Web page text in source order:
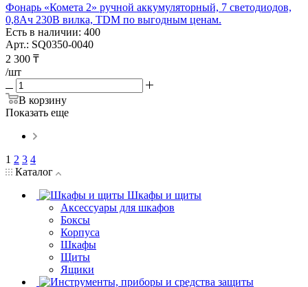
Фонарь «Комета 2» ручной аккумуляторный, 7 светодиодов,
0,8Ач 230В вилка, TDM по выгодным ценам.
Есть в наличии: 400
Арт.: SQ0350-0040
2 300 ₸
/шт
В корзину
Показать еще
1 2 3 4
Каталог
Шкафы и щиты
Аксессуары для шкафов
Боксы
Корпуса
Шкафы
Щиты
Ящики